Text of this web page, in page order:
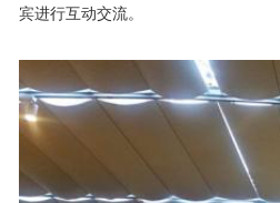
宾进行互动交流。